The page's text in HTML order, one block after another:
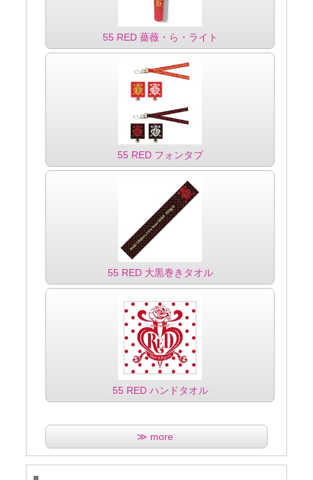
55 RED 薔薇・ら・ライト
55 RED フォンタブ
55 RED 大黒巻きタオル
55 RED ハンドタオル
≫ more